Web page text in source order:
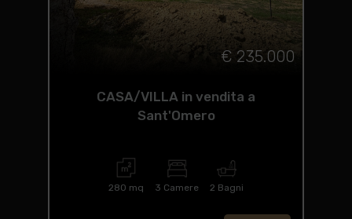
€ 235.000
CASA/VILLA in vendita a
Sant'Omero
280 mq 3 Camere 2 Bagni